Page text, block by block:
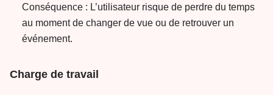
Conséquence : L’utilisateur risque de perdre du temps
au moment de changer de vue ou de retrouver un
événement.
Charge de travail